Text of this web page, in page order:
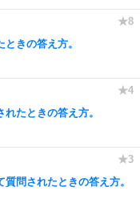
きの答え方。
たときの答え方。
問されたときの答え方。